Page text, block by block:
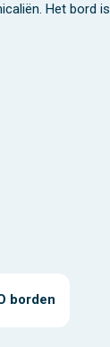
Het bord is
borden